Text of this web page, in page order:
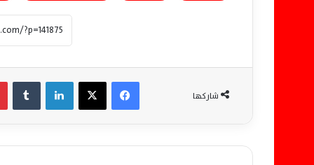
شاركها
فيسبوك ‫X لينكدإن